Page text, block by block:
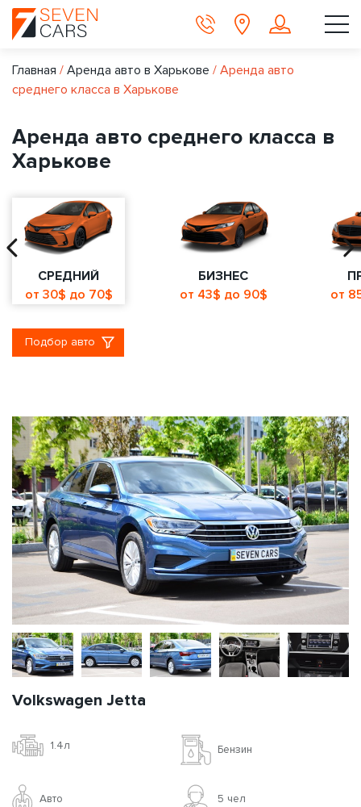
Главная / Аренда авто в Харькове / Аренда авто
среднего класса в Харькове
Аренда авто среднего класса в
Харькове
СРЕДНИЙ
от 30$ до 70$
БИЗНЕС
от 43$ до 90$
от
Подбор авто
Volkswagen Jetta
1.4л Бензин
Авто 5 чел